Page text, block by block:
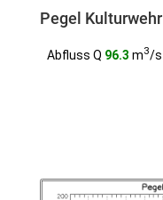
Pegel Kulturwehr